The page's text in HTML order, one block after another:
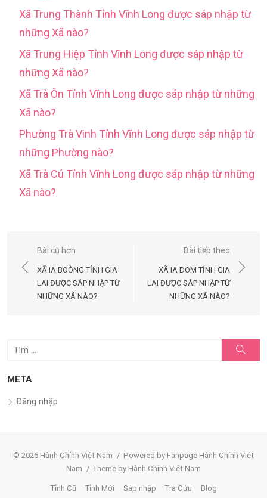
Xã Trung Thành Tỉnh Vĩnh Long được sáp nhập từ
những Xã nào?
Xã Trung Hiệp Tỉnh Vĩnh Long được sáp nhập từ
những Xã nào?
Xã Trà Ôn Tỉnh Vĩnh Long được sáp nhập từ những
Xã nào?
Phường Trà Vinh Tỉnh Vĩnh Long được sáp nhập từ
những Phường nào?
Xã Trà Cú Tỉnh Vĩnh Long được sáp nhập từ những
Xã nào?
Điều
hướng
viết
Bài cũ hơn
XÃ IA BOÒNG TỈNH GIA
LAI ĐƯỢC SÁP NHẬP TỪ
NHỮNG XÃ NÀO?
Bài tiếp theo
XÃ IA DOM TỈNH GIA
LAI ĐƯỢC SÁP NHẬP TỪ
NHỮNG XÃ NÀO?
Tìm
quả
kiếm
META
Đăng nhập
© 2026 Hành Chính Việt Nam / Powered by Fanpage Hành Chính Việt
Nam / Theme by Hành Chính Việt Nam
Tỉnh Cũ Tỉnh Mới Sáp nhập Tra Cứu Blog